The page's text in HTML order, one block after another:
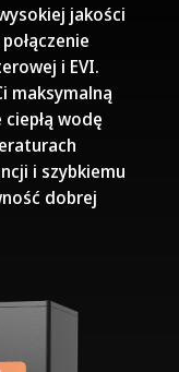
jakości
i EVI.
maksymalną
wodę
i szybkiemu
dobrej